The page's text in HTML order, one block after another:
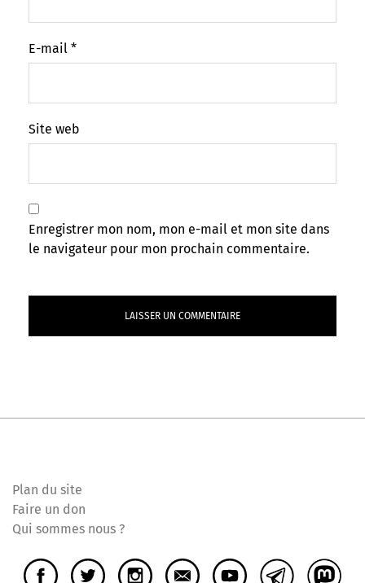
E-mail *
Site web
Enregistrer mon nom, mon e-mail et mon site dans
le navigateur pour mon prochain commentaire.
Plan du site
Faire un don
Qui sommes nous ?